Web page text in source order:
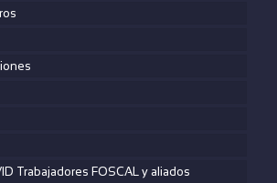
Trabajadores FOSCAL y aliados